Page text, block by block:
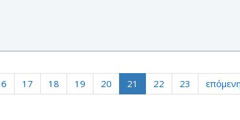
17 18 19 20 21 22 23